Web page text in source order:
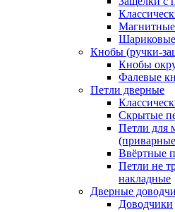
Кнобы (ручки-
Кнобы
Фалевые
Петли дверные
Скрытые
Петли для
Ввёртные
Петли не
накладные
Дверные
Доводчики